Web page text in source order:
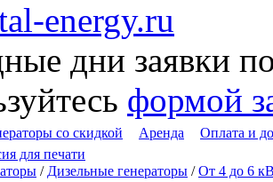
energy.ru
дни заявки
формой
со скидкой Аренда
Оплата и
для печати
/ Дизельные генераторы /От 4 до 6